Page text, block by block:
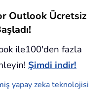
Outlook Ücretsiz
ile100'den fazla
Şimdi indir!
yapay zeka teknolojisi